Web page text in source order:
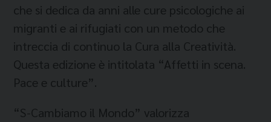
che si dedica da anni alle cure psicologiche ai
migranti e ai rifugiati con un metodo che
intreccia di continuo la Cura alla Creatività.
Questa edizione è intitolata “Affetti in scena.
Pace e culture”.
“S-Cambiamo il Mondo” valorizza